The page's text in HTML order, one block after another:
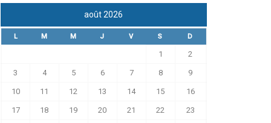
août 2026
L M M J V S D
1 2
3 4 5 6 7 8 9
10 11 12 13 14 15 16
17 18 19 20 21 22 23